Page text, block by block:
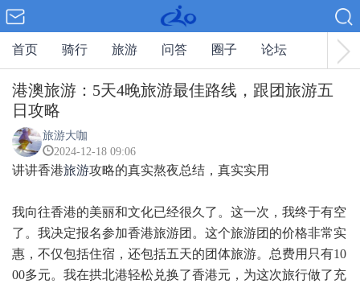
首页 骑行 旅游 问答 圈子 论坛
港澳旅游：5天4晚旅游最佳路线，跟团旅游五
日攻略
旅游大咖
2024-12-18 09:06
讲讲香港旅游攻略的真实熬夜总结，真实实用
我向往香港的美丽和文化已经很久了。这一次，我终于有空
了。我决定报名参加香港旅游团。这个旅游团的价格非常实
惠，不仅包括住宿，还包括五天的团体旅游。总费用只有10
00多元。我在拱北港轻松兑换了香港元，为这次旅行做了充